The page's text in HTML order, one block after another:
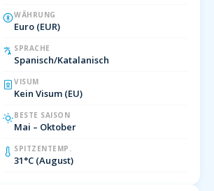
WÄHRUNG
Euro (EUR)
SPRACHE
Spanisch/Katalanisch
VISUM
Kein Visum (EU)
BESTE SAISON
Mai – Oktober
SPITZENTEMP.
31°C (August)